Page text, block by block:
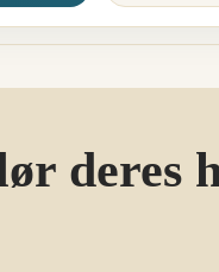
deres